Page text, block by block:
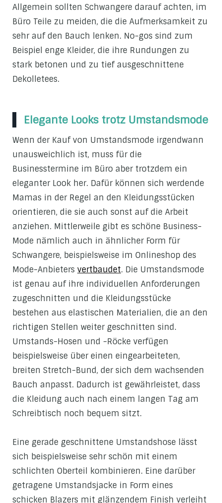
Allgemein sollten Schwangere darauf achten, im
Büro Teile zu meiden, die die Aufmerksamkeit zu
sehr auf den Bauch lenken. No-gos sind zum
Beispiel enge Kleider, die ihre Rundungen zu
stark betonen und zu tief ausgeschnittene
Dekolletees.
Elegante Looks trotz Umstandsmode
Wenn der Kauf von Umstandsmode irgendwann
unausweichlich ist, muss für die
Businesstermine im Büro aber trotzdem ein
eleganter Look her. Dafür können sich werdende
Mamas in der Regel an den Kleidungsstücken
orientieren, die sie auch sonst auf die Arbeit
anziehen. Mittlerweile gibt es schöne Business-
Mode nämlich auch in ähnlicher Form für
Schwangere, beispielsweise im Onlineshop des
Mode-Anbieters vertbaudet. Die Umstandsmode
ist genau auf ihre individuellen Anforderungen
zugeschnitten und die Kleidungsstücke
bestehen aus elastischen Materialien, die an den
richtigen Stellen weiter geschnitten sind.
Umstands-Hosen und -Röcke verfügen
beispielsweise über einen eingearbeiteten,
breiten Stretch-Bund, der sich dem wachsenden
Bauch anpasst. Dadurch ist gewährleistet, dass
die Kleidung auch nach einem langen Tag am
Schreibtisch noch bequem sitzt.
Eine gerade geschnittene Umstandshose lässt
sich beispielsweise sehr schön mit einem
schlichten Oberteil kombinieren. Eine darüber
getragene Umstandsjacke in Form eines
schicken Blazers mit glänzendem Finish verleiht